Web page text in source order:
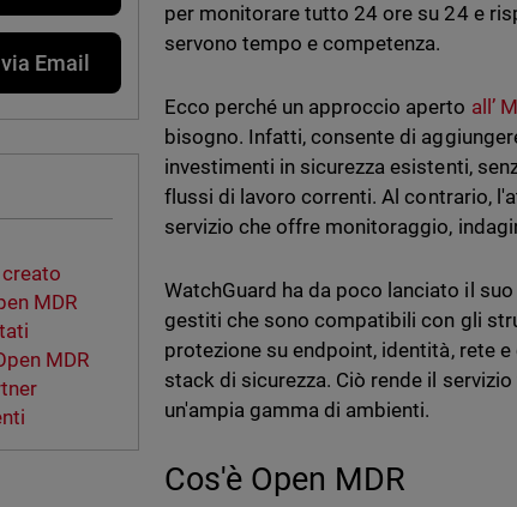
Email
MDR
MDR
per monitorare tutto 24 ore su 24 e
servono tempo e competenza.
Ecco perché un approccio aperto all’
bisogno. Infatti, consente di
investimenti in sicurezza esistenti,
flussi di lavoro correnti. Al contrario,
servizio che offre monitoraggio,
WatchGuard ha da poco lanciato il
gestiti che sono compatibili con gli
protezione su endpoint, identità, rete
stack di sicurezza. Ciò rende il
un'ampia gamma di ambienti.
Cos'è Open MDR